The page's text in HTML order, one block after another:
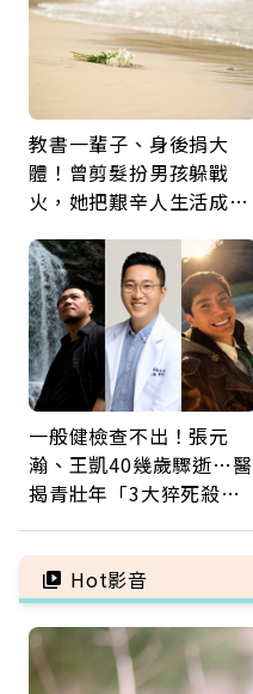
教書一輩子、身後捐大
體！曾剪髮扮男孩躲戰
火，她把艱辛人生活成風
福
一般健檢查不出！張元
瀚、王凱40幾歲驟逝…醫
揭青壯年「3大猝死殺
雷
Hot影音